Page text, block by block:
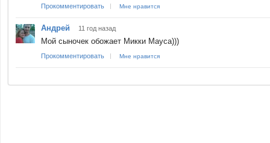
Прокомментировать Мне нравится
Андрей 11 год назад
Мой сыночек обожает Микки Мауса)))
Прокомментировать Мне нравится